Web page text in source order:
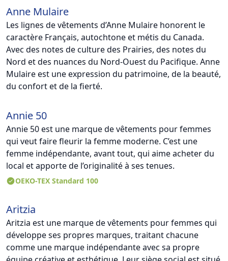
Anne Mulaire
Les lignes de vêtements d’Anne Mulaire honorent le
caractère Français, autochtone et métis du Canada.
Avec des notes de culture des Prairies, des notes du
Nord et des nuances du Nord-Ouest du Pacifique. Anne
Mulaire est une expression du patrimoine, de la beauté,
du confort et de la fierté.
Annie 50
Annie 50 est une marque de vêtements pour femmes
qui veut faire fleurir la femme moderne. C’est une
femme indépendante, avant tout, qui aime acheter du
local et apporte de l’originalité à ses tenues.
OEKO-TEX Standard 100
Aritzia
Aritzia est une marque de vêtements pour femmes qui
développe ses propres marques, traitant chacune
comme une marque indépendante avec sa propre